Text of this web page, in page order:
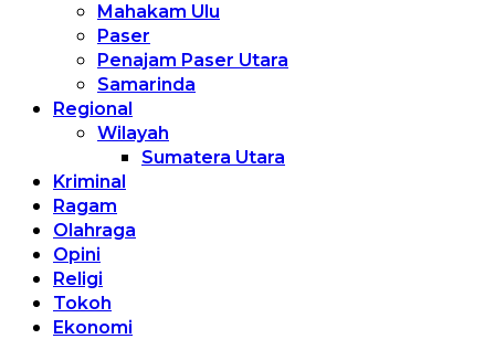
Mahakam Ulu
Paser
Penajam Paser Utara
Samarinda
Regional
Wilayah
Sumatera Utara
Kriminal
Ragam
Olahraga
Opini
Religi
Tokoh
Ekonomi